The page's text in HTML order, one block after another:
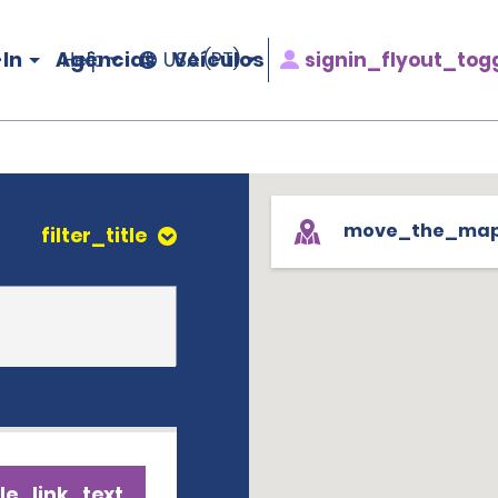
Agências Veículos
Help USA (PT)
filter_title